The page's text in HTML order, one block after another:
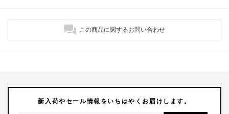
この商品に関するお問い合わせ
新入荷やセール情報をいちはやくお届けします。